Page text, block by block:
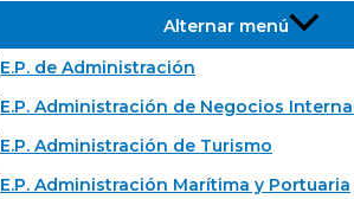
Alternar menú
E.P. de Administración
E.P. Administración de Negocios
E.P. Administración de Turismo
E.P. Administración Marítima y Portuaria